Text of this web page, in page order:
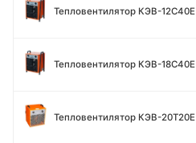
Тепловентилятор КЭВ-12С40Е
Тепловентилятор КЭВ-18С40Е
Тепловентилятор КЭВ-20Т20Е